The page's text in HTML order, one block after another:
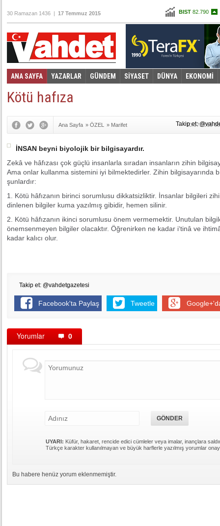
BIST 82.790
Altın97,867
Dolar 2,6530
Euro 2,8921
30 Ramazan 1436 | 17 Temmuz 2015
ANA SAYFA YAZARLAR GÜNDEM SİYASET DÜNYA EKONOMİ
Foto Galeri Video Galeri
Kötü hafıza
Ana Sayfa » ÖZEL » Marifet 10.07.2015
İNSAN beyni biyolojik bir bilgisayardır.
Zekâ ve hâfızası çok güçlü insanlarla sıradan insanların zihin
Ama onlar kullanma sistemini iyi bilmektedirler. Zihin bilgisayarında
şunlardır:
1. Kötü hâfızanın birinci sorumlusu dikkatsizliktir. İnsanlar bilgileri
dinlenen bilgiler kuma yazılmış gibidir, hemen silinir.
2. Kötü hâfızanın ikinci sorumlusu önem vermemektir. Unutulan
önemsenmeyen bilgiler olacaktır. Öğrenirken ne kadar i‘tinâ ve
kadar kalıcı olur.
Takip et: @vahdetgazetesi
Facebook'ta Paylaş Tweetle
Yorumlar 0
UYARI: Küfür, hakaret, rencide edici cümleler veya imalar, inançlara
Türkçe karakter kullanılmayan ve büyük harflerle yazılmış yorumlar
Bu habere henüz yorum eklenmemiştir.
Takip et: